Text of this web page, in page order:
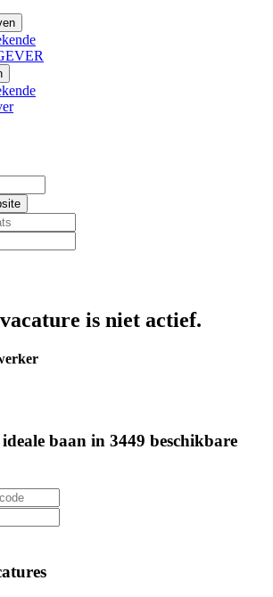
is niet actief.
baan in 3449 beschikbare